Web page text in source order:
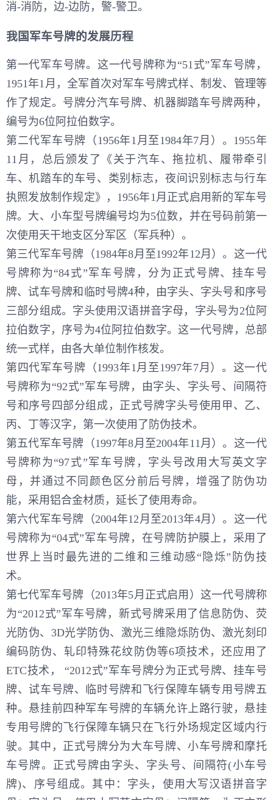
消-消防，边-边防，警-警卫。
我国军车号牌的发展历程
第一代军车号牌。这一代号牌称为“51式”军车号牌，
1951年1月，全军首次对军车号牌式样、制发、管理等
作了规定。号牌分汽车号牌、机器脚踏车号牌两种，
编号为6位阿拉伯数字。
第二代军车号牌（1956年1月至1984年7月）。1955年
11月，总后颁发了《关于汽车、拖拉机、履带牵引
车、机踏车的车号、类别标志，夜间识别标志与行车
执照发放制作规定》，1956年1月正式启用新的军车号
牌。大、小车型号牌编号均为5位数，并在号码前第一
次使用天干地支区分军区（军兵种）。
第三代军车号牌（1984年8月至1992年12月）。这一代
号牌称为“84式”军车号牌，分为正式号牌、挂车号
牌、试车号牌和临时号牌4种，由字头、字头号和序号
三部分组成。字头使用汉语拼音字母，字头号为2位阿
拉伯数字，序号为4位阿拉伯数字。这一代号牌，总部
统一式样，由各大单位制作核发。
第四代军车号牌（1993年1月至1997年7月）。这一代
号牌称为“92式”军车号牌，由字头、字头号、间隔符
号和序号四部分组成，正式号牌字头号使用甲、乙、
丙、丁等汉字，第一次使用了防伪技术。
第五代军车号牌（1997年8月至2004年11月）。这一代
号牌称为“97式”军车号牌，字头号改用大写英文字
母，并通过不同颜色区分前后号牌，增强了防伪功
能，采用铝合金材质，延长了使用寿命。
第六代军车号牌（2004年12月至2013年4月）。这一代
号牌称为“04式”军车号牌，在号牌防护膜上，采用了
世界上当时最先进的二维和三维动感“隐烁”防伪技
术。
第七代军车号牌（2013年5月正式启用）这一代号牌称
为“2012式”军车号牌，新式号牌采用了信息防伪、荧
光防伪、3D光学防伪、激光三维隐烁防伪、激光刻印
编码防伪、轧印特殊花纹防伪等6项技术，还应用了
ETC技术， “2012式”军车号牌分为正式号牌、挂车号
牌、试车号牌、临时号牌和飞行保障车辆专用号牌五
种。悬挂前四种军车号牌的车辆允许上路行驶，悬挂
专用号牌的飞行保障车辆只在飞行外场规定区域内行
驶。其中，正式号牌分为大车号牌、小车号牌和摩托
车号牌。正式号牌由字头、字头号、间隔符(小车号
牌)、序号组成。其中：字头，使用大写汉语拼音字